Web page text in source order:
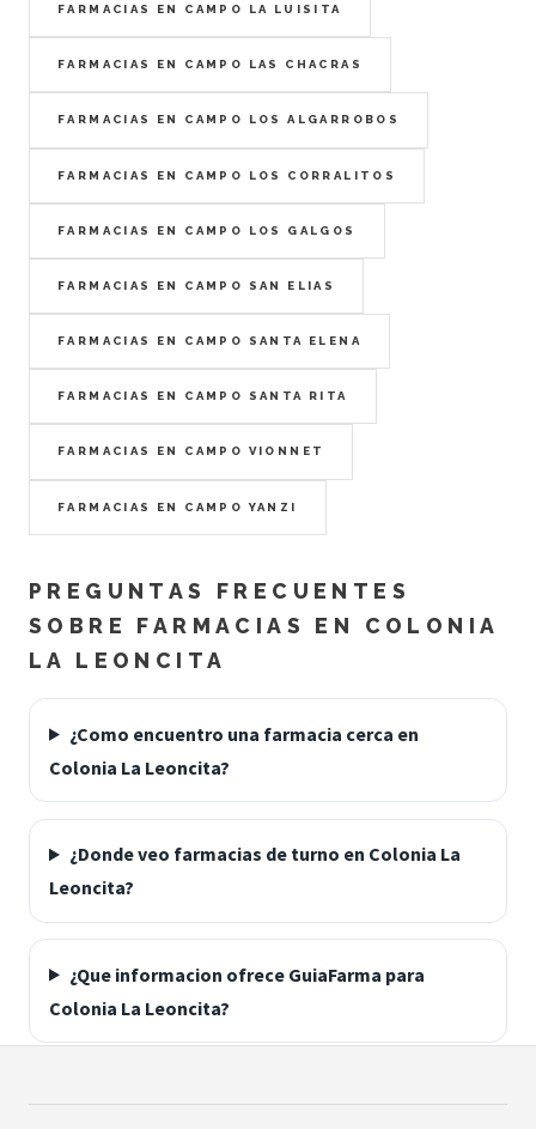
FARMACIAS EN CAMPO LA LUISITA
FARMACIAS EN CAMPO LAS CHACRAS
FARMACIAS EN CAMPO LOS ALGARROBOS
FARMACIAS EN CAMPO LOS CORRALITOS
FARMACIAS EN CAMPO LOS GALGOS
FARMACIAS EN CAMPO SAN ELIAS
FARMACIAS EN CAMPO SANTA ELENA
FARMACIAS EN CAMPO SANTA RITA
FARMACIAS EN CAMPO VIONNET
FARMACIAS EN CAMPO YANZI
PREGUNTAS FRECUENTES
SOBRE FARMACIAS EN COLONIA
LA LEONCITA
¿Como encuentro una farmacia cerca en
Colonia La Leoncita?
¿Donde veo farmacias de turno en Colonia La
Leoncita?
¿Que informacion ofrece GuiaFarma para
Colonia La Leoncita?